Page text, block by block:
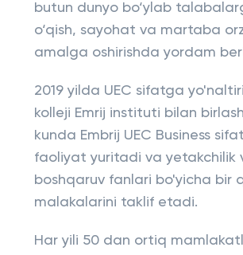
butun dunyo bo‘ylab
o‘qish, sayohat va martaba
amalga oshirishda yordam
2019 yilda UEC sifatga
kolleji Emrij instituti bilan
kunda Embrij UEC Business
faoliyat yuritadi va yetakchilik
boshqaruv fanlari bo'yicha bir
malakalarini taklif etadi.
Har yili 50 dan ortiq